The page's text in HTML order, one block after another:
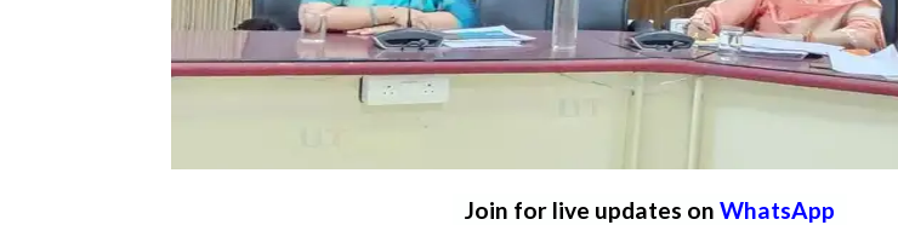
Join for live updates on WhatsApp